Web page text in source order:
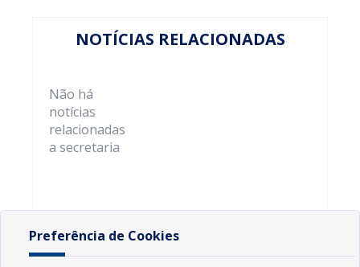
NOTÍCIAS RELACIONADAS
Não há
notícias
relacionadas
a secretaria
Preferência de Cookies